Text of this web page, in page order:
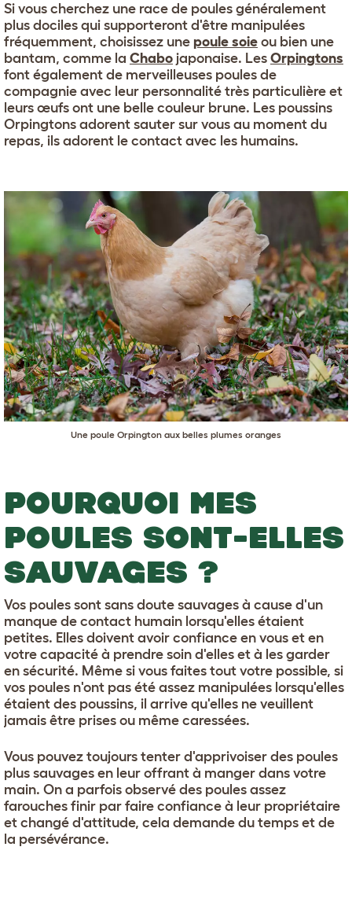
Si vous cherchez une race de poules généralement
plus dociles qui supporteront d'être manipulées
fréquemment, choisissez une poule soie ou bien une
bantam, comme la Chabo japonaise. Les Orpingtons
font également de merveilleuses poules de
compagnie avec leur personnalité très particulière et
leurs œufs ont une belle couleur brune. Les poussins
Orpingtons adorent sauter sur vous au moment du
repas, ils adorent le contact avec les humains.
Une poule Orpington aux belles plumes oranges
POURQUOI MES
POULES SONT-ELLES
SAUVAGES ?
Vos poules sont sans doute sauvages à cause d'un
manque de contact humain lorsqu'elles étaient
petites. Elles doivent avoir confiance en vous et en
votre capacité à prendre soin d'elles et à les garder
en sécurité. Même si vous faites tout votre possible, si
vos poules n'ont pas été assez manipulées lorsqu'elles
étaient des poussins, il arrive qu'elles ne veuillent
jamais être prises ou même caressées.
Vous pouvez toujours tenter d'apprivoiser des poules
plus sauvages en leur offrant à manger dans votre
main. On a parfois observé des poules assez
farouches finir par faire confiance à leur propriétaire
et changé d'attitude, cela demande du temps et de
la persévérance.